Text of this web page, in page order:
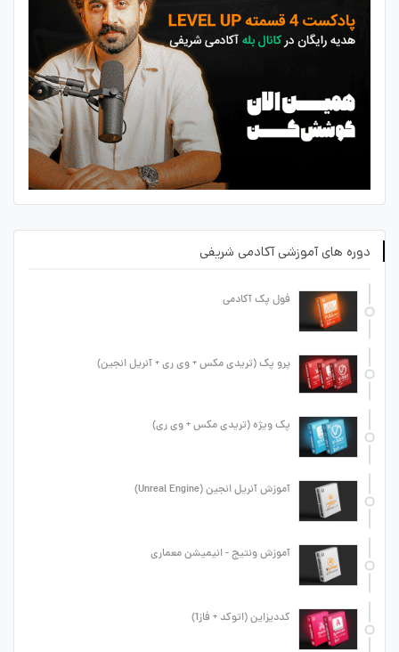
دوره های آموزشی آکادمی شریفی
فول پک آکادمی
پرو پک (تریدی مکس + وی ری + آنریل انجین)
پک ویژه (تریدی مکس + وی ری)
آموزش آنریل انجین (Unreal Engine)
آموزش ونتیج - انیمیشن معماری
کددیزاین (اتوکد + فاز1)